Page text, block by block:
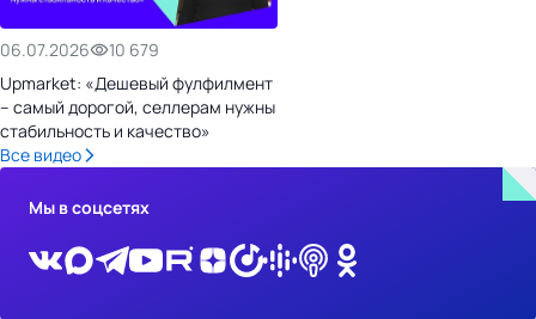
06.07.2026
10 679
Upmarket: «Дешевый фулфилмент
– самый дорогой, селлерам нужны
стабильность и качество»
Все видео
Мы в соцсетях